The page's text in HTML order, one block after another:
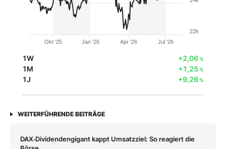
Okt '25 Jan '26 Apr '26 Jul '26
22k
1W +2,06%
1M +1,25%
1J +9,26%
WEITERFÜHRENDE BEITRÄGE
DAX‑Dividendengigant kappt Umsatzziel: So reagiert die